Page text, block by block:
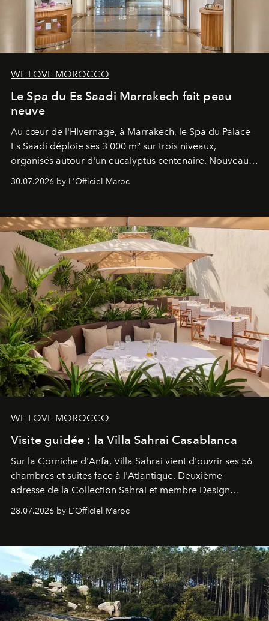
WE LOVE MOROCCO
Le Spa du Es Saadi Marrakech fait peau
neuve
Au cœur de l'Hivernage, à Marrakech, le Spa du Palace
Es Saadi déploie ses 3 000 m² sur trois niveaux,
organisés autour d'un eucalyptus centenaire. Nouveau
Lobby Bien-Être et Beauté, exclusivité mondiale en
neuro-cosmétique, parcours thermal et studio dédié au
entièreté, entre science des émotions et rituels
reposants.
30.07.2026 by L'Officiel Maroc
WE LOVE MOROCCO
Visite guidée : la Villa Sahrai Casablanca
Sur la Corniche d'Anfa, Villa Sahrai vient d'ouvrir ses 56
chambres et suites face à l'Atlantique. Deuxième
adresse de la Collection Sahrai et membre Design
Hotels, ce boutique-hôtel cinq étoiles signé Christophe
Pillet promet un lieu de vie complet. On y a déjeuné…
28.07.2026 by L'Officiel Maroc